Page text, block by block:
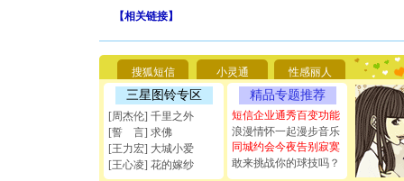
【相关链接】
搜狐短信 小灵通 性感丽人
三星图铃专区
[周杰伦] 千里之外
[誓 言] 求佛
[王力宏] 大城小爱
[王心凌] 花的嫁纱
精品专题推荐
短信企业通秀百变功能
浪漫情怀一起漫步音乐
同城约会今夜告别寂寞
敢来挑战你的球技吗？
[圣诞节]
如意,快
[元旦]看
断电。爱
你是我专
[元旦]如
起；二是
离。水晶